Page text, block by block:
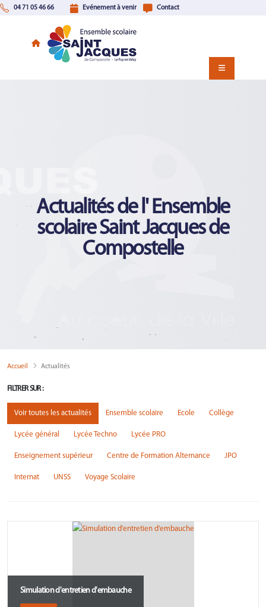
04 71 05 46 66 Evénement à venir Contact
Actualités de l' Ensemble
scolaire Saint Jacques de
Compostelle
Accueil Actualités
FILTRER SUR :
Voir toutes les actualités Ensemble scolaire Ecole Collège
Lycée général Lycée Techno Lycée PRO
Enseignement supérieur Centre de Formation Alternance JPO
Internat UNSS Voyage Scolaire
Simulation d'entretien d'embauche